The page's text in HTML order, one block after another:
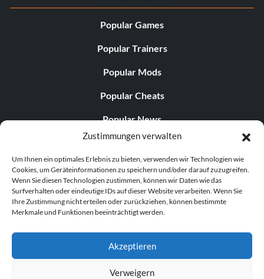
Zustimmungen verwalten
Um Ihnen ein optimales Erlebnis zu bieten, verwenden wir Technologien wie
Cookies, um Geräteinformationen zu speichern und/oder darauf zuzugreifen.
Wenn Sie diesen Technologien zustimmen, können wir Daten wie das
Surfverhalten oder eindeutige IDs auf dieser Website verarbeiten. Wenn Sie
Ihre Zustimmung nicht erteilen oder zurückziehen, können bestimmte
Merkmale und Funktionen beeinträchtigt werden.
Akzeptieren
Verweigern
Popular Games
Popular Trainers
Popular Mods
Popular Cheats
Popular News
Popular Editorials
Popular Free Games
LATEST UPDATES